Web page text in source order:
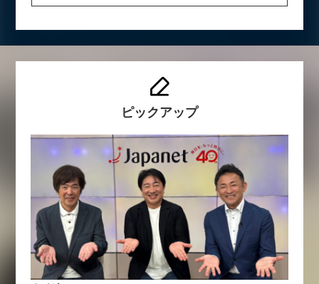
ピックアップ